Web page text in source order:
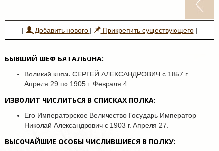
| Добавить нового | Прикрепить существующего|
БЫВШИЙ ШЕФ БАТАЛЬОНА:
Великий князь СЕРГЕЙ АЛЕКСАНДРОВИЧ с 1857 г.
Апреля 29 по 1905 г. Февраля 4.
ИЗВОЛИТ ЧИСЛИТЬСЯ В СПИСКАХ ПОЛКА:
Его Императорское Величество Государь Император
Николай Александрович с 1903 г. Апреля 27.
ВЫСОЧАЙШИЕ ОСОБЫ ЧИСЛИВШИЕСЯ В ПОЛКУ: